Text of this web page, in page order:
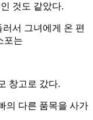
것도 같았다.
서 그녀에게 온 편
포는
창고로 갔다.
의 다른 품목을 사가